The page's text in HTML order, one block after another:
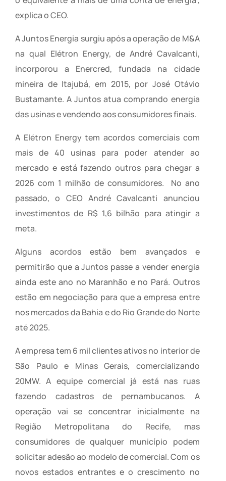
explica o CEO.
A Juntos Energia surgiu após a operação de M&A
na qual Elétron Energy, de André Cavalcanti,
incorporou a Enercred, fundada na cidade
mineira de Itajubá, em 2015, por José Otávio
Bustamante. A Juntos atua comprando energia
das usinas e vendendo aos consumidores finais.
A Elétron Energy tem acordos comerciais com
mais de 40 usinas para poder atender ao
mercado e está fazendo outros para chegar a
2026 com 1 milhão de consumidores. No ano
passado, o CEO André Cavalcanti anunciou
investimentos de R$ 1,6 bilhão para atingir a
meta.
Alguns acordos estão bem avançados e
permitirão que a Juntos passe a vender energia
ainda este ano no Maranhão e no Pará. Outros
estão em negociação para que a empresa entre
nos mercados da Bahia e do Rio Grande do Norte
até 2025.
A empresa tem 6 mil clientes ativos no interior de
São Paulo e Minas Gerais, comercializando
20MW. A equipe comercial já está nas ruas
fazendo cadastros de pernambucanos. A
operação vai se concentrar inicialmente na
Região Metropolitana do Recife, mas
consumidores de qualquer município podem
solicitar adesão ao modelo de comercial. Com os
novos estados entrantes e o crescimento no